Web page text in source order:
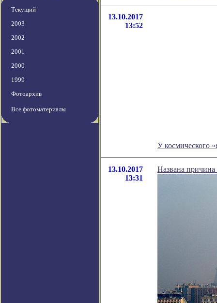
Текущий
2003
2002
2001
2000
1999
Фотоархив
Все фотоматериалы
13.10.2017
13:52
У космического
13.10.2017
13:31
Названа причина